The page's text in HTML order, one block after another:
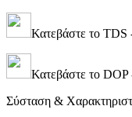
Κατεβάστε το TDS
Κατεβάστε το
Σύσταση &